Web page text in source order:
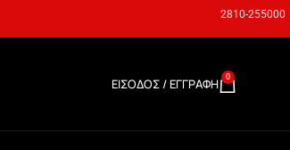
2810-255000
ΕΊΣΟΔΟΣ / ΕΓΓΡΑΦΉ 0